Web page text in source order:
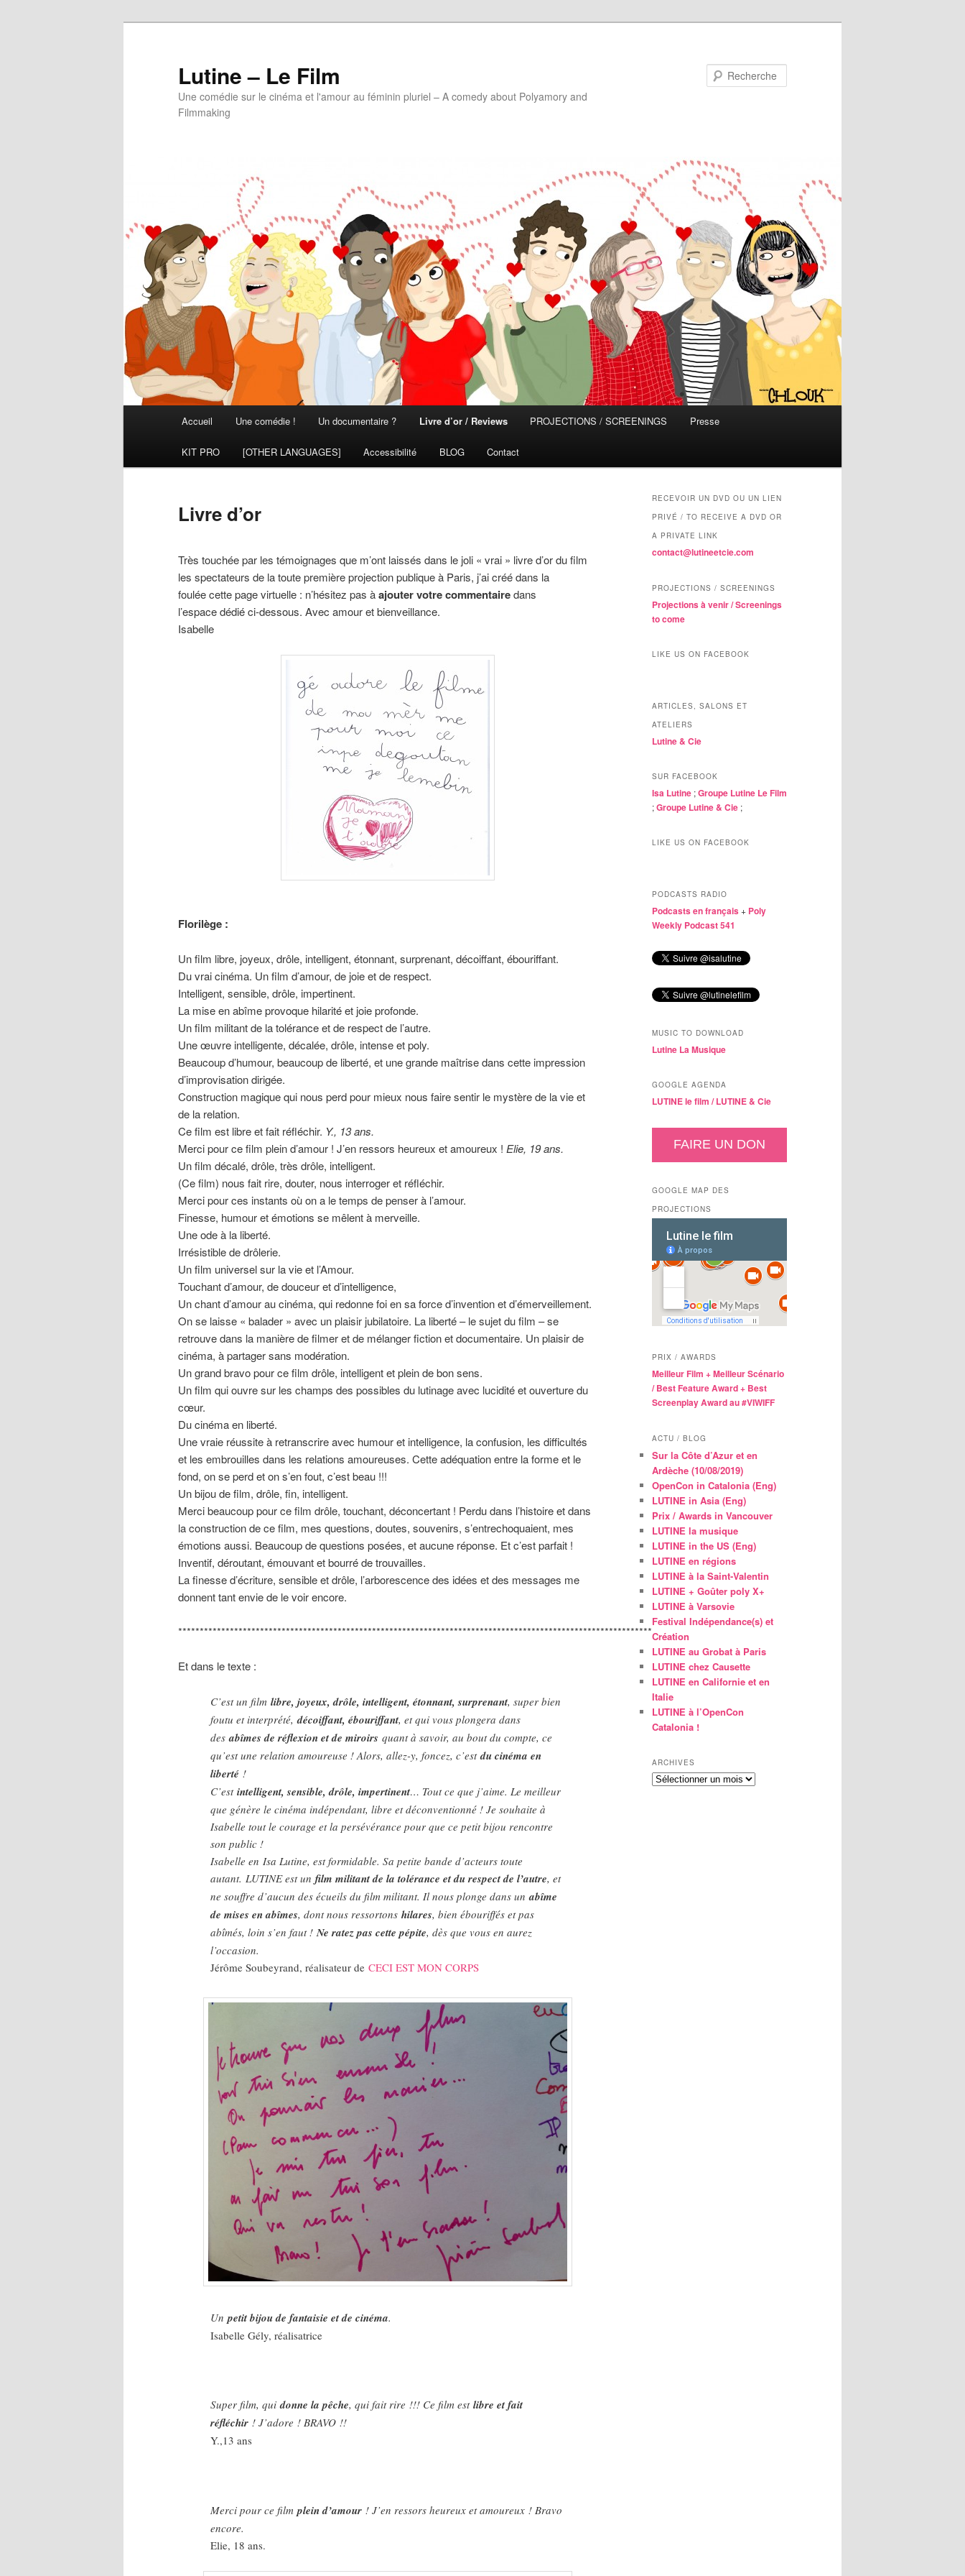
Lutine – Le Film
Une comédie sur le cinéma et l'amour au féminin pluriel – A comedy about Polyamory and
Filmmaking
Accueil Une comédie ! Un documentaire ? Livre d’or / Reviews PROJECTIONS / SCREENINGS Presse
KIT PRO [OTHER LANGUAGES] Accessibilité BLOG Contact
Livre d’or
Très touchée par les témoignages que m’ont laissés dans le joli « vrai » livre d’or du film
les spectateurs de la toute première projection publique à Paris, j’ai créé dans la
foulée cette page virtuelle : n’hésitez pas àajouter votre commentairedans
l’espace dédié ci-dessous. Avec amour et bienveillance.
Isabelle
Florilège :
Un film libre, joyeux, drôle, intelligent, étonnant, surprenant, décoiffant, ébouriffant.
Du vrai cinéma. Un film d’amour, de joie et de respect.
Intelligent, sensible, drôle, impertinent.
La mise en abîme provoque hilarité et joie profonde.
Un film militant de la tolérance et de respect de l’autre.
Une œuvre intelligente, décalée, drôle, intense et poly.
Beaucoup d’humour, beaucoup de liberté, et une grande maîtrise dans cette impression
d’improvisation dirigée.
Construction magique qui nous perd pour mieux nous faire sentir le mystère de la vie et
de la relation.
Ce film est libre et fait réfléchir. Y., 13 ans.
Merci pour ce film plein d’amour ! J’en ressors heureux et amoureux ! Elie, 19 ans.
Un film décalé, drôle, très drôle, intelligent.
(Ce film) nous fait rire, douter, nous interroger et réfléchir.
Merci pour ces instants où on a le temps de penser à l’amour.
Finesse, humour et émotions se mêlent à merveille.
Une ode à la liberté.
Irrésistible de drôlerie.
Un film universel sur la vie et l’Amour.
Touchant d’amour, de douceur et d’intelligence,
Un chant d’amour au cinéma, qui redonne foi en sa force d’invention et d’émerveillement.
On se laisse « balader » avec un plaisir jubilatoire. La liberté – le sujet du film – se
retrouve dans la manière de filmer et de mélanger fiction et documentaire. Un plaisir de
cinéma, à partager sans modération.
Un grand bravo pour ce film drôle, intelligent et plein de bon sens.
Un film qui ouvre sur les champs des possibles du lutinage avec lucidité et ouverture du
cœur.
Du cinéma en liberté.
Une vraie réussite à retranscrire avec humour et intelligence, la confusion, les difficultés
et les embrouilles dans les relations amoureuses. Cette adéquation entre la forme et le
fond, on se perd et on s’en fout, c’est beau !!!
Un bijou de film, drôle, fin, intelligent.
Merci beaucoup pour ce film drôle, touchant, déconcertant ! Perdu dans l’histoire et dans
la construction de ce film, mes questions, doutes, souvenirs, s’entrechoquaient, mes
émotions aussi. Beaucoup de questions posées, et aucune réponse. Et c’est parfait !
Inventif, déroutant, émouvant et bourré de trouvailles.
La finesse d’écriture, sensible et drôle, l’arborescence des idées et des messages me
donnent tant envie de le voir encore.
**************************************************************************************************************
Et dans le texte :
C’est un film libre, joyeux, drôle, intelligent, étonnant, surprenant, super bien
foutu et interprété,décoiffant, ébouriffant, et qui vous plongera dans
desabîmes de réflexion et de miroirs quant à savoir, au bout du compte, ce
qu’est une relation amoureuse ! Alors, allez-y, foncez, c’estdu cinéma en
liberté !
C’est intelligent, sensible, drôle, impertinent… Tout ce que j’aime. Le meilleur
que génère le cinéma indépendant, libre et déconventionné ! Je souhaite à
Isabelle tout le courage et la persévérance pour que ce petit bijou rencontre
son public !
Isabelle en Isa Lutine, est formidable. Sa petite bande d’acteurs toute
autant. LUTINE est un film militant de la tolérance et du respect de l’autre, et
ne souffre d’aucun des écueils du film militant. Il nous plonge dans unabîme
de mises en abîmes, dont nous ressortons hilares, bien ébouriffés et pas
abîmés, loin s’en faut ! Ne ratez pas cette pépite, dès que vous en aurez
l’occasion.
Jérôme Soubeyrand, réalisateur de CECI EST MON CORPS
Un petit bijou de fantaisie et de cinéma.
Isabelle Gély, réalisatrice
Super film, quidonne la pêche, qui fait rire !!! Ce film est libre et fait
réfléchir ! J’adore ! BRAVO !!
Y.,13 ans
Merci pour ce filmplein d’amour ! J’en ressors heureux et amoureux ! Bravo
encore.
Elie, 18 ans.
RECEVOIR UN DVD OU UN LIEN
PRIVÉ / TO RECEIVE A DVD OR
A PRIVATE LINK
contact@lutineetcie.com
PROJECTIONS / SCREENINGS
Projections à venir / Screenings
to come
LIKE US ON FACEBOOK
ARTICLES, SALONS ET
ATELIERS
Lutine & Cie
SUR FACEBOOK
Isa Lutine ;Groupe Lutine Le Film
;Groupe Lutine & Cie ;
LIKE US ON FACEBOOK
PODCASTS RADIO
Podcasts en français+ Poly
Weekly Podcast 541
MUSIC TO DOWNLOAD
Lutine La Musique
GOOGLE AGENDA
LUTINE le film /LUTINE & Cie
FAIRE UN DON
GOOGLE MAP DES
PROJECTIONS
PRIX / AWARDS
Meilleur Film + Meilleur Scénario
/ Best Feature Award + Best
Screenplay Award au #VIWIFF
ACTU / BLOG
Sur la Côte d’Azur et en
Ardèche (10/08/2019)
OpenCon in Catalonia (Eng)
LUTINE in Asia (Eng)
Prix / Awards in Vancouver
LUTINE la musique
LUTINE in the US (Eng)
LUTINE en régions
LUTINE à la Saint-Valentin
LUTINE + Goûter poly X+
LUTINE à Varsovie
Festival Indépendance(s) et
Création
LUTINE au Grobat à Paris
LUTINE chez Causette
LUTINE en Californie et en
Italie
LUTINE à l’OpenCon
Catalonia !
ARCHIVES
Archives